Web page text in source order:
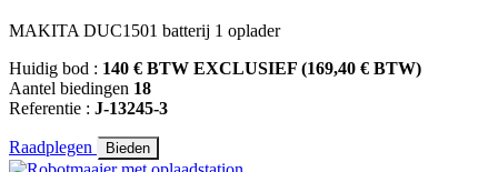
MAKITA DUC1501 batterij 1 oplader
Huidig bod : 140 € BTW EXCLUSIEF (169,40 € BTW)
Aantel biedingen 18
Referentie : J-13245-3
Raadplegen Bieden